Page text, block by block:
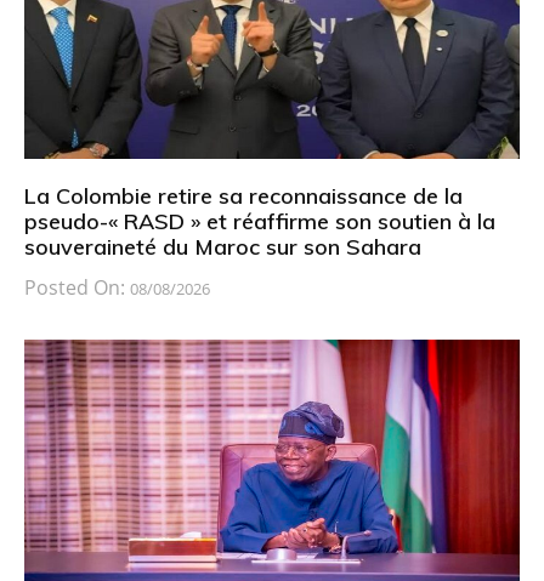
La Colombie retire sa reconnaissance de la
pseudo-« RASD » et réaffirme son soutien à la
souveraineté du Maroc sur son Sahara
Posted On: 08/08/2026